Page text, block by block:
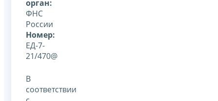
орган:
ФНС
России
Номер:
ЕД-7-
21/470@
В
соответствии